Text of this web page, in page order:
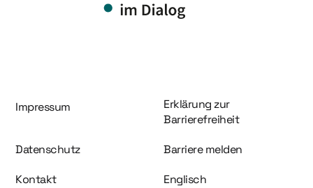
Information und Service
Impressum
Erklärung zur
Barrierefreiheit
Datenschutz Barriere melden
Kontakt Englisch